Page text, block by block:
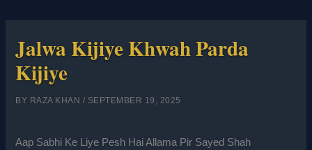
Jalwa Kijiye Khwah Parda
Kijiye
BY RAZA KHAN / SEPTEMBER 19, 2025
Aap Sabhi Ke Liye Pesh Hai Allama Pir Sayed Shah